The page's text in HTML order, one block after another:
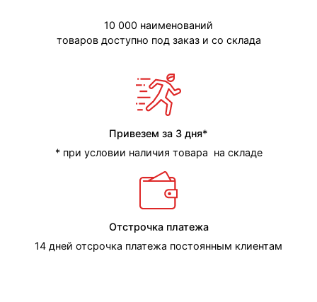
10 000 наименований
товаров доступно под заказ и со склада
Привезем за 3 дня*
* при условии наличия товара на складе
Отстрочка платежа
14 дней отсрочка платежа постоянным клиентам